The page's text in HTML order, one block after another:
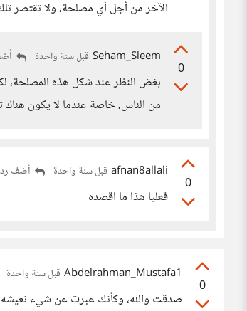
الآخر من أجل أي مصلحة، ولا تقتصر
0
Seham_Sleem قبل سنة واحدة
بغض النظر عند شكل هذه المصلحة،
من الناس، خاصة عندما لا يكون
0
afnan8allali قبل سنة واحدة أضف
فعليا هذا ما اقصده
0
Abdelrahman_Mustafa1 قبل سنة واحدة
صدقت والله، وكأنك عبرت عن شيء نعيشه